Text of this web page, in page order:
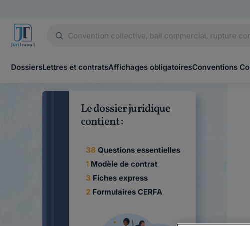
DossiersLettres et contratsAffichages obligatoiresConventions
Le dossier juridique
contient :
38 Questions essentielles
1 Modèle de contrat
3 Fiches express
2 Formulaires CERFA